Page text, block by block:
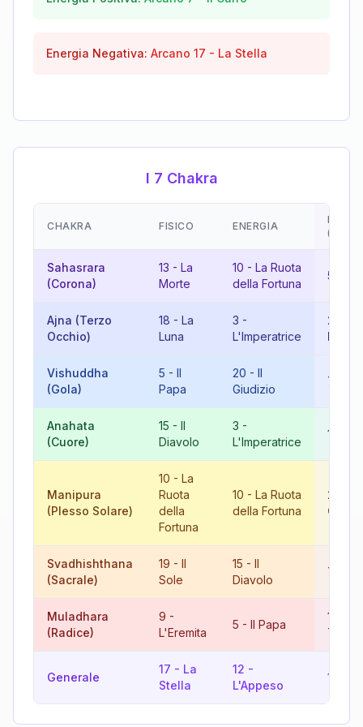
Energia Negativa: Arcano 17 - La Stella
I 7 Chakra
CHAKRA FISICO ENERGIA
Sahasrara
(Corona)
13 - La
Morte
10 - La Ruota
della Fortuna
5
Ajna (Terzo
Occhio)
18 - La
Luna
3 -
L'Imperatrice
21
Vishuddha
(Gola)
5 - Il
Papa
20 - Il
Giudizio
7
Anahata
(Cuore)
15 - Il
Diavolo
3 -
L'Imperatrice
18
Manipura
(Plesso Solare)
10 - La
Ruota
della
Fortuna
10 - La Ruota
della Fortuna
20
Svadhishthana
(Sacrale)
19 - Il
Sole
15 - Il
Diavolo
7
Muladhara
(Radice)
9 -
L'Eremita
5 - Il Papa
14
Generale
17 - La
Stella
12 -
L'Appeso
11